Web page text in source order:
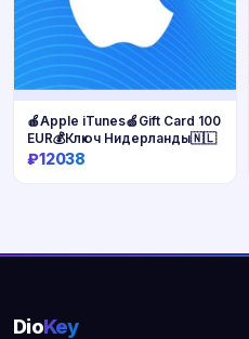
🍎Apple iTunes🍏Gift Card 100
EUR💰Ключ Нидерланды🇳🇱
₽12038
DioKey